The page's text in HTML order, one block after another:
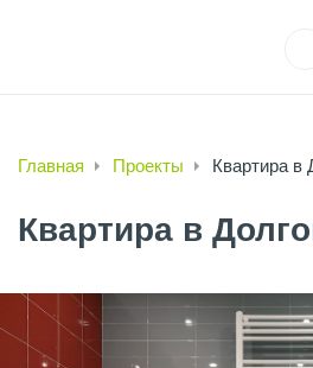
Главная Проекты Квартира в
Квартира в